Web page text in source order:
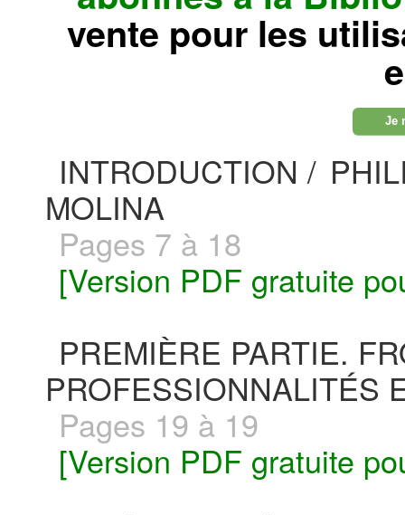
vente pour les
Je
INTRODUCTION /
MOLINA
Pages 7 à 18
[Version PDF gratuite
PREMIÈRE PARTIE.
PROFESSIONNALITÉS
Pages 19 à 19
[Version PDF gratuite